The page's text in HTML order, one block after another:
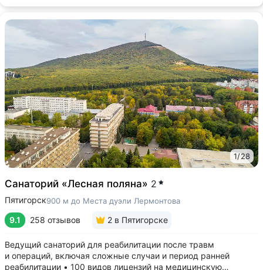
1/28
Санаторий «Лесная поляна» 2
Пятигорск900 м до Места дуэли Лермонтова
9.1 258 отзывов 2 в Пятигорске
Ведущий санаторий для реабилитации после травм
и операций, включая сложные случаи и период ранней
реабилитации • 100 видов лицензий на медицинскую